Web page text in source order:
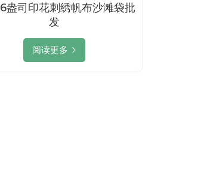
盎司印花刺绣帆布沙滩袋批
发
阅读更多